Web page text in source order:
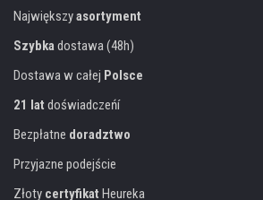
Największyasortyment
Szybkadostawa (48h)
Dostawa w całej Polsce
21 lat doświadczeńí
Bezpłatne doradztwo
Przyjazne podejście
Złoty certyfikat Heureka